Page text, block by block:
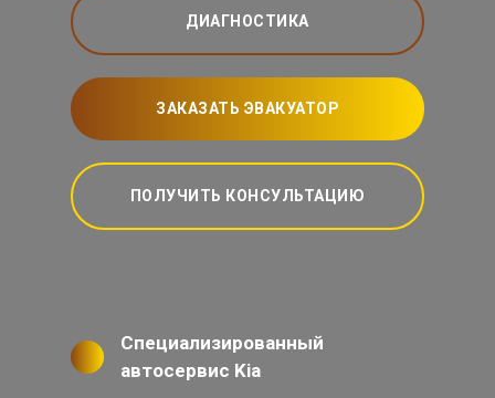
ДИАГНОСТИКА
ЗАКАЗАТЬ ЭВАКУАТОР
ПОЛУЧИТЬ КОНСУЛЬТАЦИЮ
Специализированный
автосервис Kia